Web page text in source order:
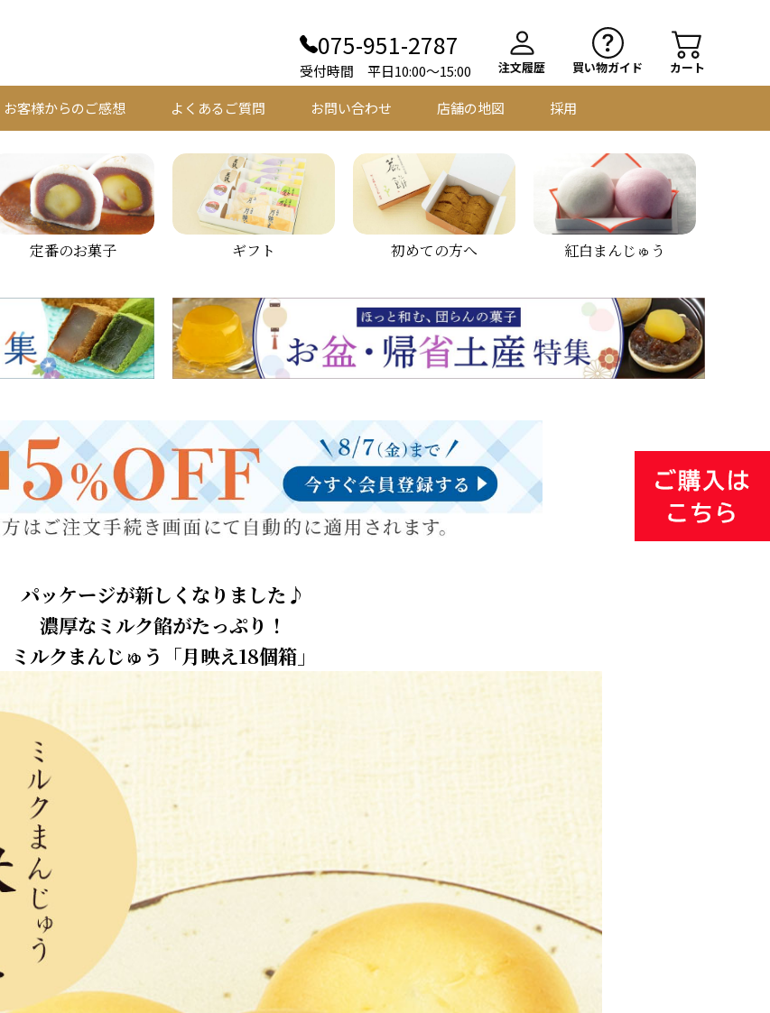
075-951-2787
受付時間 平日10:00～15:00 注文履歴 買い物ガイド カート
お客様からのご感想 よくあるご質問 お問い合わせ 店舗の地図 採用
定番のお菓子 ギフト 初めての方へ 紅白まんじゅう
パッケージが新しくなりました♪
濃厚なミルク餡がたっぷり！
ミルクまんじゅう「月映え18個箱」